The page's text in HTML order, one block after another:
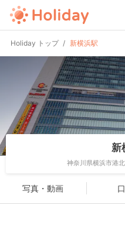
Holiday トップ 新横浜駅
新
神奈川県横浜市港
写真・動画